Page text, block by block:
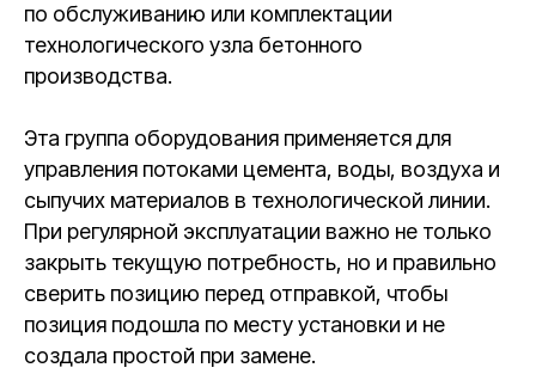
по обслуживанию или комплектации
технологического узла бетонного
производства.
Эта группа оборудования применяется для
управления потоками цемента, воды, воздуха и
сыпучих материалов в технологической линии.
При регулярной эксплуатации важно не только
закрыть текущую потребность, но и правильно
сверить позицию перед отправкой, чтобы
позиция подошла по месту установки и не
создала простой при замене.